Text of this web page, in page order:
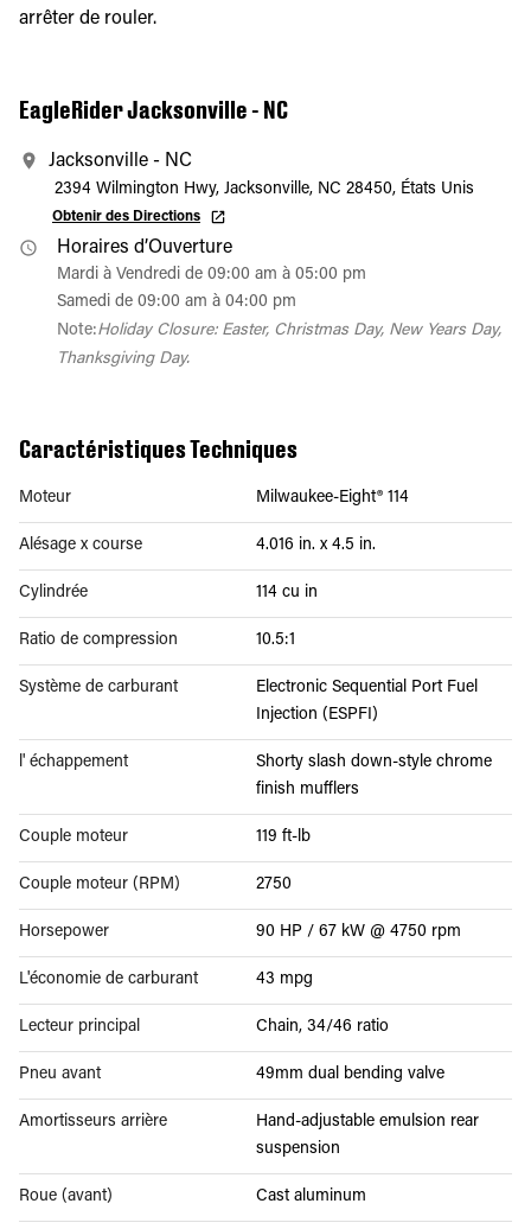
arrêter de rouler.
EagleRider Jacksonville - NC
Jacksonville - NC
2394 Wilmington Hwy, Jacksonville, NC 28450, États Unis
Obtenir des Directions
Horaires d’Ouverture
Mardi à Vendredi de 09:00 am à 05:00 pm
Samedi de 09:00 am à 04:00 pm
Note:Holiday Closure: Easter, Christmas Day, New Years Day,
Thanksgiving Day.
Caractéristiques Techniques
Moteur Milwaukee-Eight® 114
Alésage x course 4.016 in. x 4.5 in.
Cylindrée 114 cu in
Ratio de compression 10.5:1
Système de carburant
Electronic Sequential Port Fuel
Injection (ESPFI)
l' échappement
Shorty slash down-style chrome
finish mufflers
Couple moteur 119 ft-lb
Couple moteur (RPM) 2750
Horsepower 90 HP / 67 kW @ 4750 rpm
L'économie de carburant 43 mpg
Lecteur principal Chain, 34/46 ratio
Pneu avant 49mm dual bending valve
Amortisseurs arrière
Hand-adjustable emulsion rear
suspension
Roue (avant) Cast aluminum